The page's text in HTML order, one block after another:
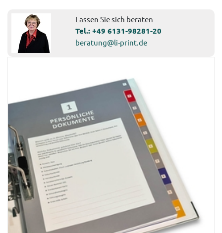
Lassen Sie sich beraten
Tel.: +49 6131-98281-20
beratung@li-print.de